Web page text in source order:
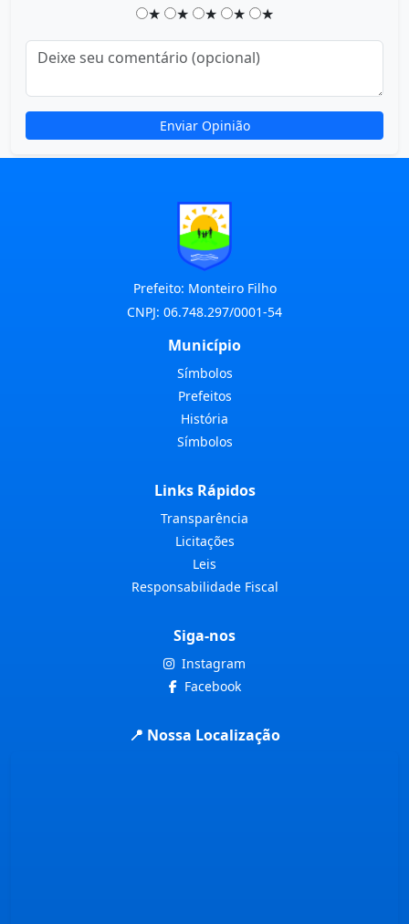
★
★ ★ ★ ★
Enviar Opinião
Prefeito: Monteiro Filho
CNPJ: 06.748.297/0001-54
Município
Símbolos
Prefeitos
História
Símbolos
Links Rápidos
Transparência
Licitações
Leis
Responsabilidade Fiscal
Siga-nos
Instagram
Facebook
📍 Nossa Localização